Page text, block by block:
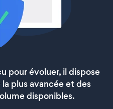
pour évoluer, il dispose
plus avancée et des
disponibles.